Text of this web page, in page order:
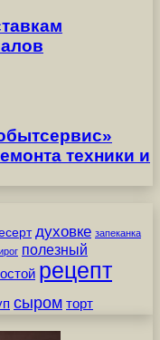
техники и
духовке запеканка
полезный
рецепт
сыром торт